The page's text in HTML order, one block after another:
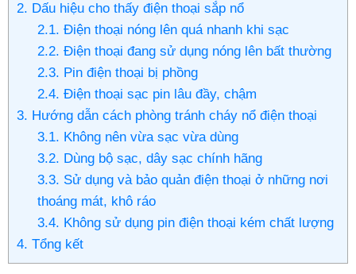
2. Dấu hiệu cho thấy điện thoại sắp nổ
2.1. Điện thoại nóng lên quá nhanh khi sạc
2.2. Điện thoại đang sử dụng nóng lên bất thường
2.3. Pin điện thoại bị phồng
2.4. Điện thoại sạc pin lâu đầy, chậm
3. Hướng dẫn cách phòng tránh cháy nổ điện thoại
3.1. Không nên vừa sạc vừa dùng
3.2. Dùng bộ sạc, dây sạc chính hãng
3.3. Sử dụng và bảo quản điện thoại ở những nơi
thoáng mát, khô ráo
3.4. Không sử dụng pin điện thoại kém chất lượng
4. Tổng kết